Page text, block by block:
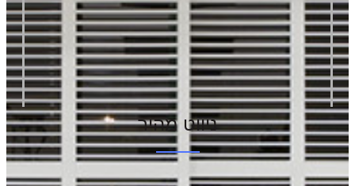
ניווט מהיר